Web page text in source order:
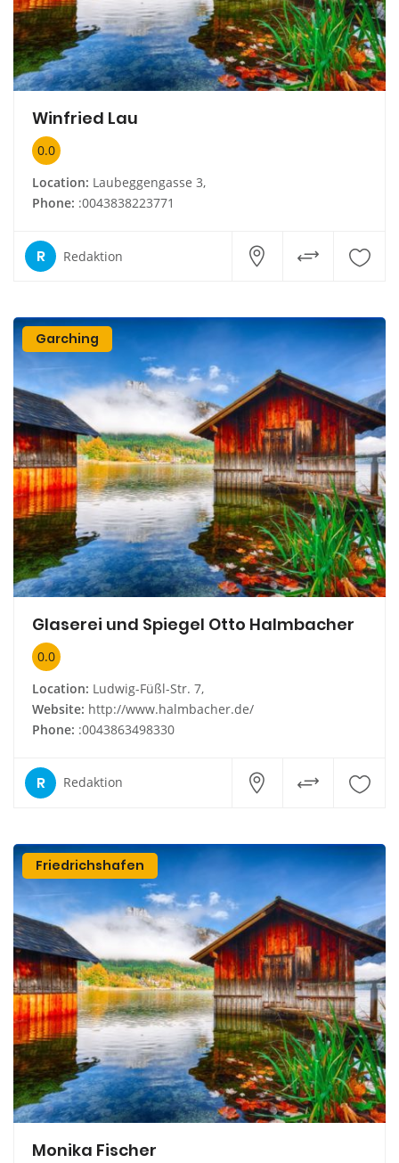
Winfried Lau
0.0
Location: Laubeggengasse 3,
Phone: :0043838223771
R Redaktion
Garching
Glaserei und Spiegel Otto Halmbacher
0.0
Location: Ludwig-Füßl-Str. 7,
Website: http://www.halmbacher.de/
Phone: :0043863498330
R Redaktion
Friedrichshafen
Monika Fischer